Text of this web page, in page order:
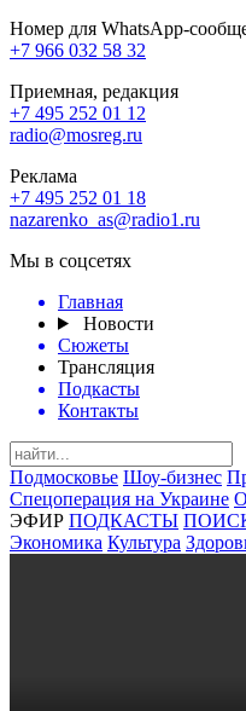
Номер для WhatsApp-
+7 966 032 58 32
Приемная, редакция
+7 495 252 01 12
radio@mosreg.ru
Реклама
+7 495 252 01 18
nazarenko_as@radio1.ru
Мы в соцсетях
Главная
Новости
Сюжеты
Трансляция
Подкасты
Контакты
Подмосковье Шоу-бизнес
Спецоперация на Украине
ЭФИР ПОДКАСТЫ
Экономика Культура